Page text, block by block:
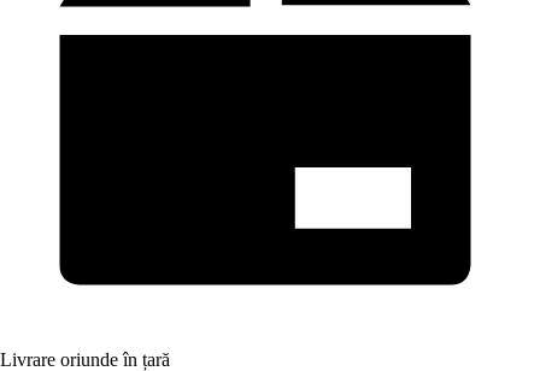
Livrare oriunde în țară